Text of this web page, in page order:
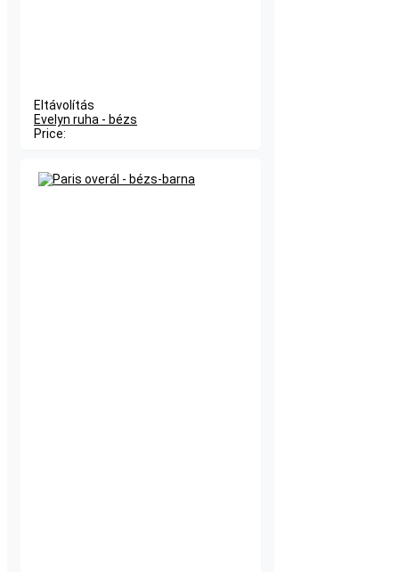
Eltávolítás
Evelyn ruha - bézs
Price: